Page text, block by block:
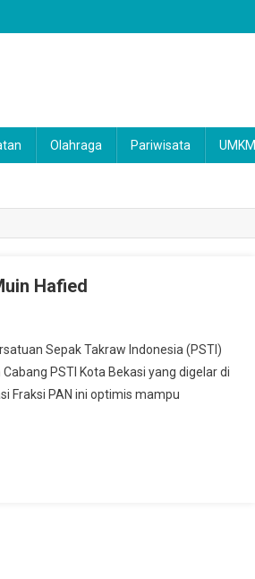
Olahraga Pariwisata UMKM
Hafied
Sepak Takraw Indonesia (PSTI)
PSTI Kota Bekasi yang digelar di
Fraksi PAN ini optimis mampu